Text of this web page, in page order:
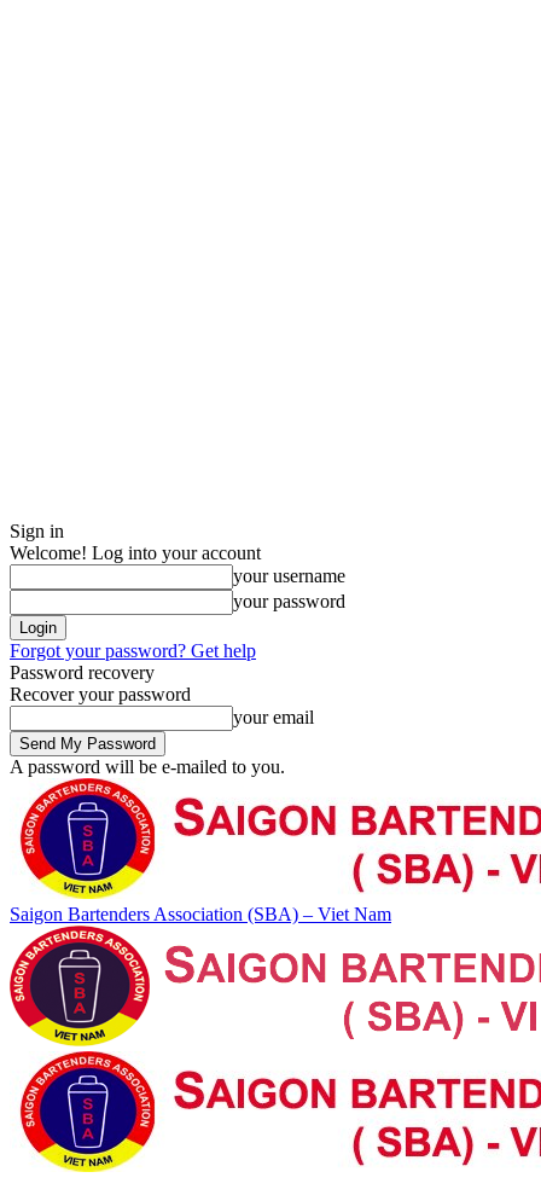
Sign in
Welcome! Log into your account
your username
your password
Forgot your password? Get help
Password recovery
Recover your password
your email
A password will be e-mailed to you.
Saigon Bartenders Association (SBA) – Viet Nam